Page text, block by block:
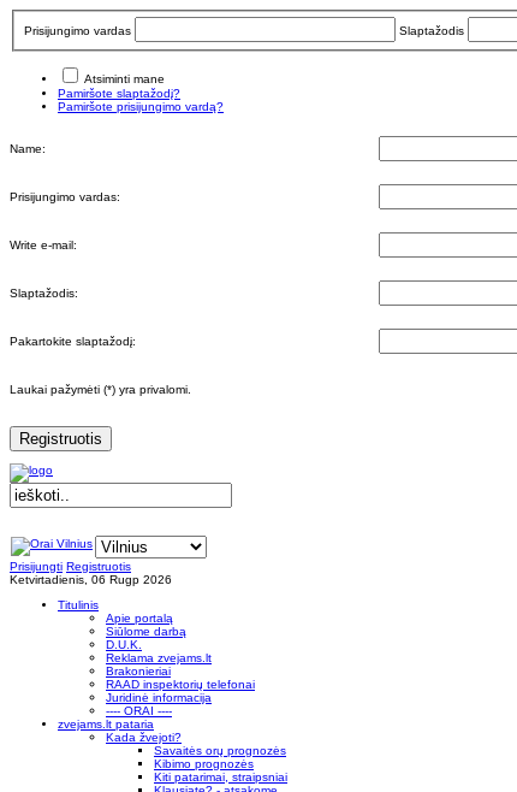
Prisijungimo vardas Slaptažodis
Atsiminti mane
Pamiršote slaptažodį?
Pamiršote prisijungimo vardą?
Name:
Prisijungimo vardas:
Write e-mail:
Slaptažodis:
Pakartokite slaptažodį:
Laukai pažymėti (*) yra privalomi.
Registruotis
Prisijungti Registruotis
Ketvirtadienis, 06 Rugp 2026
Titulinis
Apie portalą
Siūlome darbą
D.U.K.
Reklama zvejams.lt
Brakonieriai
RAAD inspektorių telefonai
Juridinė informacija
---- ORAI ----
zvejams.lt pataria
Kada žvejoti?
Savaitės orų prognozės
Kibimo prognozės
Kiti patarimai, straipsniai